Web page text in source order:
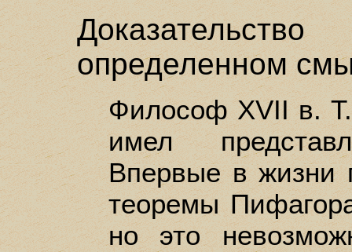
определенном
Философ XVII в.
имел
Впервые в жизни
теоремы
но это